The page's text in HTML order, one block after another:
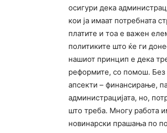
осигури дека
кои ја имаат потребната
платите и тоа е важен
политиките што ќе ги
нашиот принцип е дека
реформите, со помош. Без
апсекти – финансирање,
администрацијата, но,
што треба. Многу работа
новинарски прашања по